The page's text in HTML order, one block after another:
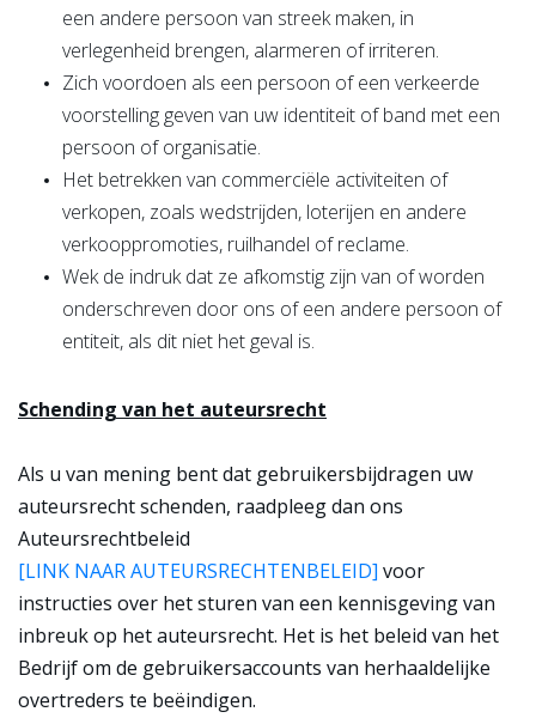
een andere persoon van streek maken, in
verlegenheid brengen, alarmeren of irriteren.
Zich voordoen als een persoon of een verkeerde
voorstelling geven van uw identiteit of band met een
persoon of organisatie.
Het betrekken van commerciële activiteiten of
verkopen, zoals wedstrijden, loterijen en andere
verkooppromoties, ruilhandel of reclame.
Wek de indruk dat ze afkomstig zijn van of worden
onderschreven door ons of een andere persoon of
entiteit, als dit niet het geval is.
Schending van het auteursrecht
Als u van mening bent dat gebruikersbijdragen uw
auteursrecht schenden, raadpleeg dan ons
Auteursrechtbeleid
[LINK NAAR AUTEURSRECHTENBELEID] voor
instructies over het sturen van een kennisgeving van
inbreuk op het auteursrecht. Het is het beleid van het
Bedrijf om de gebruikersaccounts van herhaaldelijke
overtreders te beëindigen.